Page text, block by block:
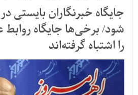
جایگاه خبرنگاران بایستی
شود/ برخی‌ها جایگاه روابط
را اشتباه گرفته‌اند